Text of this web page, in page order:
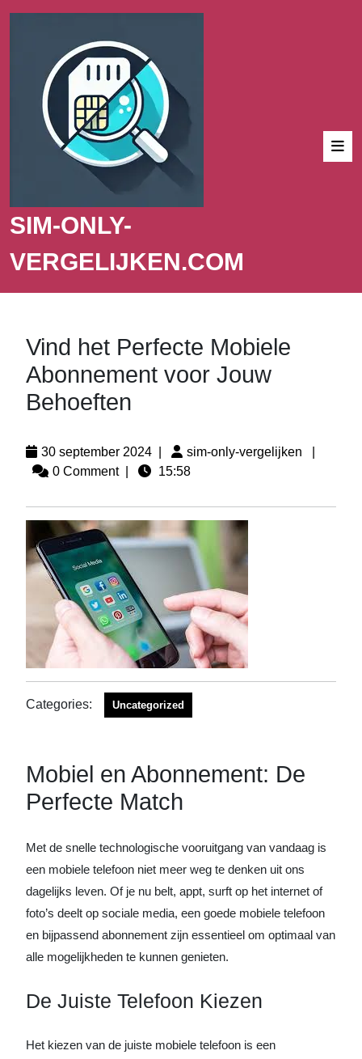
SIM-ONLY-
VERGELIJKEN.COM
Vind het Perfecte Mobiele
Abonnement voor Jouw
Behoeften
30 september 2024 sim-only-vergelijken
0 Comment
15:58
Categories: Uncategorized
Mobiel en Abonnement: De
Perfecte Match
Met de snelle technologische vooruitgang van vandaag is
een mobiele telefoon niet meer weg te denken uit ons
dagelijks leven. Of je nu belt, appt, surft op het internet of
foto’s deelt op sociale media, een goede mobiele telefoon
en bijpassend abonnement zijn essentieel om optimaal van
alle mogelijkheden te kunnen genieten.
De Juiste Telefoon Kiezen
Het kiezen van de juiste mobiele telefoon is een